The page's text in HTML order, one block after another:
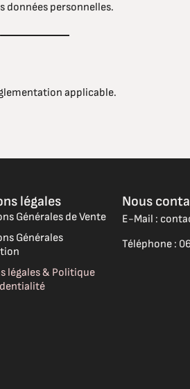
données personnelles.
applicable.
légales
Générales de Vente
Générales
légales & Politique
Nous
E-Mail :
Téléphone :